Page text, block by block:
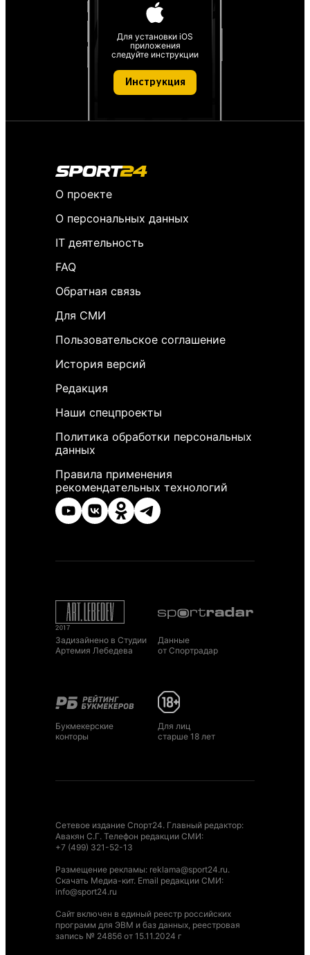
Для установки iOS
приложения
следуйте инструкции
Инструкция
О проекте
О персональных данных
IT деятельность
FAQ
Обратная связь
Для СМИ
Пользовательское соглашение
История версий
Редакция
Наши спецпроекты
Политика обработки персональных
данных
Правила применения
рекомендательных технологий
Задизайнено в Студии
Артемия Лебедева
Данные
от Спортрадар
Букмекерские
конторы
Для лиц
старше 18 лет
Сетевое издание Спорт24. Главный редактор:
Авакян С.Г. Телефон редакции СМИ:
+7 (499) 321-52-13
Размещение рекламы: reklama@sport24.ru.
Скачать Медиа-кит. Email редакции СМИ:
info@sport24.ru
Сайт включен в единый реестр российских
программ для ЭВМ и баз данных, реестровая
запись № 24856 от 15.11.2024 г